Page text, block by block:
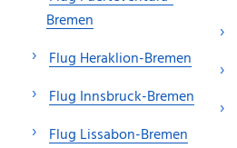
Bremen
Flug Heraklion-Bremen
Flug Innsbruck-Bremen
Flug Lissabon-Bremen